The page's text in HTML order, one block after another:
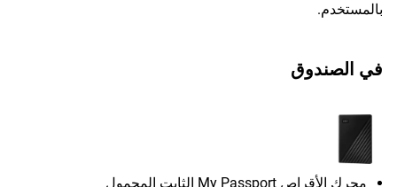
بالمستخدم.
في الصندوق
محرك الأقراص My Passport الثابت المحمول